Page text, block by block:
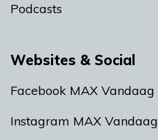
Podcasts
Websites & Social
Facebook MAX Vandaag
Instagram MAX Vandaag